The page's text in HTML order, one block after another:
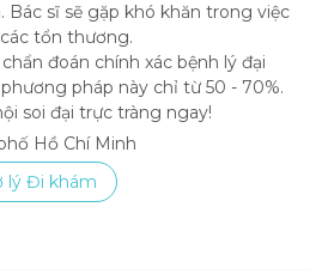
Bác sĩ sẽ gặp khó khăn trong việc
tổn thương.
đoán chính xác bệnh lý đại
pháp này chỉ từ 50 - 70%.
soi đại trực tràng ngay!
Hồ Chí Minh
lý Đi khám